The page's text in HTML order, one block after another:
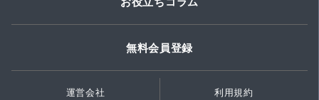
無料会員登録
運営会社 利用規約